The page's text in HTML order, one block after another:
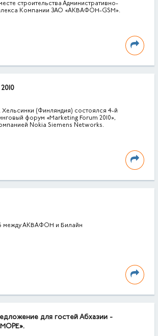
строительства Административно-
Компании ЗАО «АКВАФОН-GSM».
Хельсинки (Финляндия) состоялся 4-й
форум «Marketing Forum 2010»,
Nokia Siemens Networks.
между АКВАФОН и Билайн
для гостей Абхазии -